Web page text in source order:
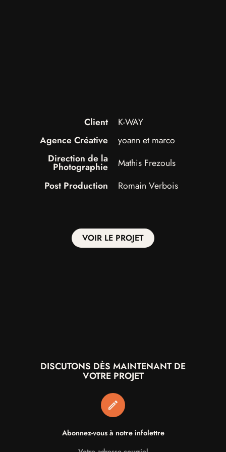
Prestations
Nous
Discutons
Client
K-WAY
Agence Créative
yoann et marco
Direction de la
Photographie
Mathis Frezouls
Post Production
Romain Verbois
VOIR LE PROJET
DISCUTONS DÈS MAINTENANT DE
VOTRE PROJET
Abonnez-vous à notre infolettre